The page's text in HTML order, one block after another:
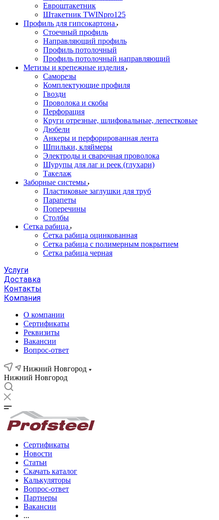
Евроштакетник
Штакетник TWINpro125
Профиль для гипсокартона
Стоечный профиль
Направляющий профиль
Профиль потолочный
Профиль потолочный направляющий
Метизы и крепежные изделия
Саморезы
Комплектующие профиля
Гвозди
Проволока и скобы
Перфорация
Круги отрезные, шлифовальные, лепестковые
Дюбели
Анкеры и перфорированная лента
Шпильки, кляймеры
Электроды и сварочная проволока
Шурупы для лаг и реек (глухари)
Такелаж
Заборные системы
Пластиковые заглушки для труб
Парапеты
Поперечины
Столбы
Сетка рабица
Сетка рабица оцинкованная
Сетка рабица с полимерным покрытием
Сетка рабица черная
Услуги
Доставка
Контакты
Компания
О компании
Сертификаты
Реквизиты
Вакансии
Вопрос-ответ
Нижний Новгород
Нижний Новгород
Сертификаты
Новости
Статьи
Скачать каталог
Калькуляторы
Вопрос-ответ
Партнеры
Вакансии
...